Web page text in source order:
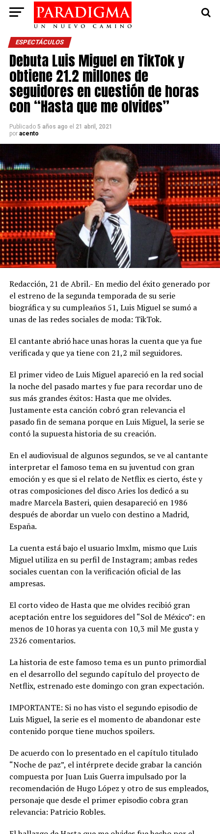
ESPECTÁCULOS
Debuta Luis Miguel en TikTok y
obtiene 21.2 millones de
seguidores en cuestión de horas
con “Hasta que me olvides”
Publicado 5 años ago el 21 abril, 2021
por acento
Redacción, 21 de Abril.- En medio del éxito generado por
el estreno de la segunda temporada de su serie
biográfica y su cumpleaños 51, Luis Miguel se sumó a
unas de las redes sociales de moda: TikTok.
El cantante abrió hace unas horas la cuenta que ya fue
verificada y que ya tiene con 21,2 mil seguidores.
El primer video de Luis Miguel apareció en la red social
la noche del pasado martes y fue para recordar uno de
sus más grandes éxitos: Hasta que me olvides.
Justamente esta canción cobró gran relevancia el
pasado fin de semana porque en Luis Miguel, la serie se
contó la supuesta historia de su creación.
En el audiovisual de algunos segundos, se ve al cantante
interpretar el famoso tema en su juventud con gran
emoción y es que si el relato de Netflix es cierto, éste y
otras composiciones del disco Aries los dedicó a su
madre Marcela Basteri, quien desapareció en 1986
después de abordar un vuelo con destino a Madrid,
España.
La cuenta está bajo el usuario lmxlm, mismo que Luis
Miguel utiliza en su perfil de Instagram; ambas redes
sociales cuentan con la verificación oficial de las
ampresas.
El corto video de Hasta que me olvides recibió gran
aceptación entre los seguidores del “Sol de México”: en
menos de 10 horas ya cuenta con 10,3 mil Me gusta y
2326 comentarios.
La historia de este famoso tema es un punto primordial
en el desarrollo del segundo capítulo del proyecto de
Netflix, estrenado este domingo con gran expectación.
IMPORTANTE: Si no has visto el segundo episodio de
Luis Miguel, la serie es el momento de abandonar este
contenido porque tiene muchos spoilers.
De acuerdo con lo presentado en el capítulo titulado
“Noche de paz”, el intérprete decide grabar la canción
compuesta por Juan Luis Guerra impulsado por la
recomendación de Hugo López y otro de sus empleados,
personaje que desde el primer episodio cobra gran
relevancia: Patricio Robles.